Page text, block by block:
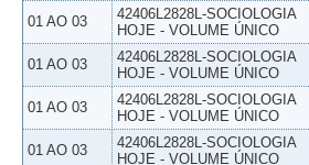
01 AO 03
42406L2828L-SOCIOLOGIA
HOJE - VOLUME ÚNICO
01 AO 03
42406L2828L-SOCIOLOGIA
HOJE - VOLUME ÚNICO
01 AO 03
42406L2828L-SOCIOLOGIA
HOJE - VOLUME ÚNICO
01 AO 03
42406L2828L-SOCIOLOGIA
HOJE - VOLUME ÚNICO